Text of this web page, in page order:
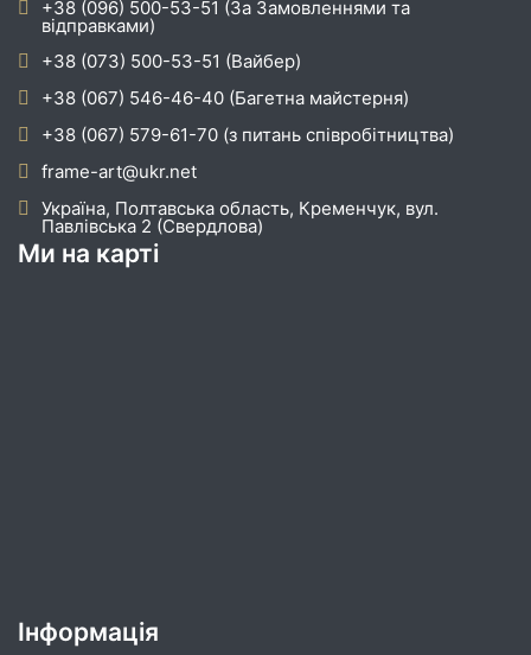
+38 (096) 500-53-51 (За Замовленнями та
відправками)
+38 (073) 500-53-51 (Вайбер)
+38 (067) 546-46-40 (Багетна майстерня)
+38 (067) 579-61-70 (з питань співробітництва)
frame-art@ukr.net
Україна, Полтавська область, Кременчук, вул.
Павлівська 2 (Свердлова)
Ми на карті
Інформація